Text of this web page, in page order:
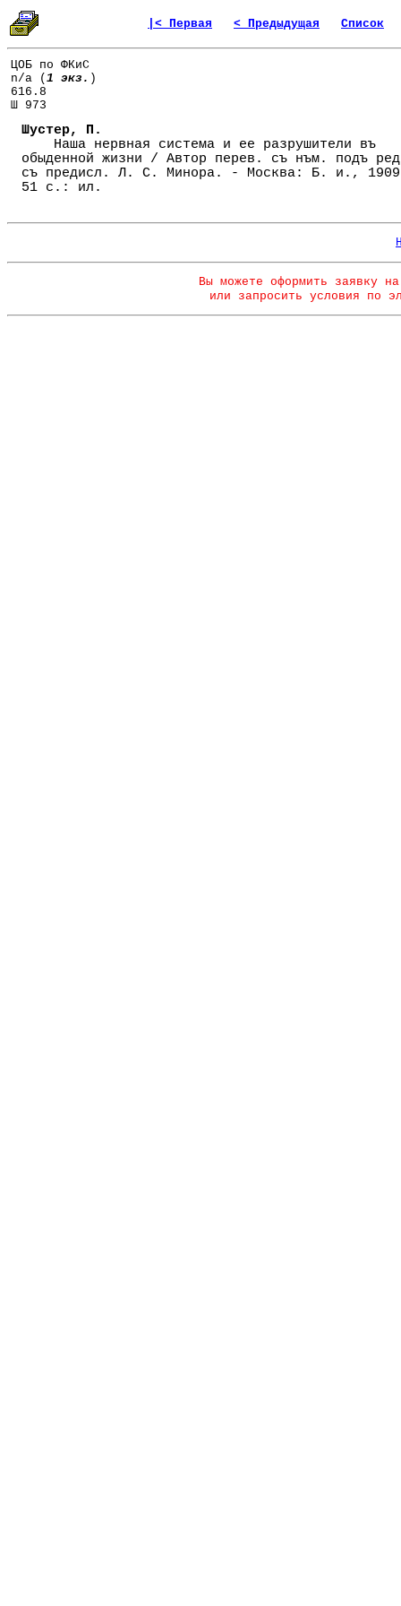
|< Первая < Предыдущая Список
ЦОБ по ФКиС
n/a ( 1 экз. )
616.8
Ш 973
Шустер, П.
Наша нервная система и ее разрушители въ
обыденной жизни / Автор перев. съ нъм. подъ
съ предисл. Л. С. Минора. - Москва: Б. и.,
51 с.: ил.
Вы можете оформить заявку
или запросить условия по